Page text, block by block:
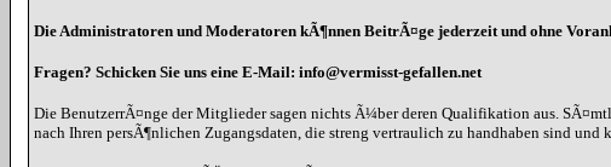
Die Administratoren und Moderatoren kÃ¶nnen BeitrÃ¤ge jederzeit und ohne
Fragen? Schicken Sie uns eine E-Mail: info@vermisst-gefallen.net
Die BenutzerrÃ¤nge der Mitglieder sagen nichts Ã¼ber deren Qualifikation aus.
nach Ihren persÃ¶nlichen Zugangsdaten, die streng vertraulich zu handhaben sind